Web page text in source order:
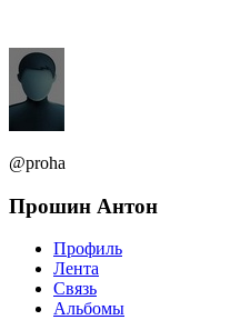
@proha
Прошин Антон
Профиль
Лента
Связь
Альбомы